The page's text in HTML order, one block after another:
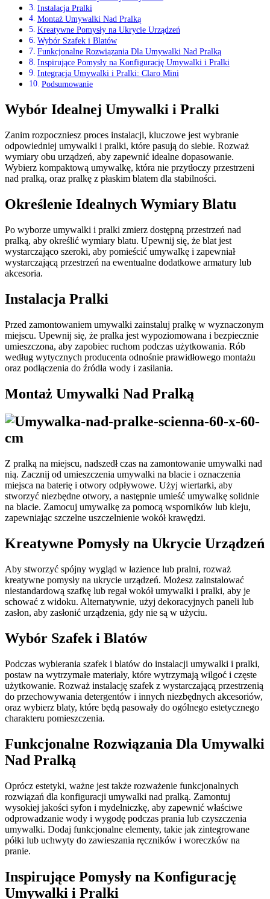
Instalacja Pralki
Montaż Umywalki Nad Pralką
Kreatywne Pomysły na Ukrycie Urządzeń
Wybór Szafek i Blatów
Funkcjonalne Rozwiązania Dla Umywalki Nad Pralką
Inspirujące Pomysły na Konfigurację Umywalki i Pralki
Integracja Umywalki i Pralki: Claro Mini
Podsumowanie
Wybór Idealnej Umywalki i Pralki
Zanim rozpoczniesz proces instalacji, kluczowe jest wybranie
odpowiedniej umywalki i pralki, które pasują do siebie. Rozważ
wymiary obu urządzeń, aby zapewnić idealne dopasowanie.
Wybierz kompaktową umywalkę, która nie przytłoczy przestrzeni
nad pralką, oraz pralkę z płaskim blatem dla stabilności.
Określenie Idealnych Wymiary Blatu
Po wyborze umywalki i pralki zmierz dostępną przestrzeń nad
pralką, aby określić wymiary blatu. Upewnij się, że blat jest
wystarczająco szeroki, aby pomieścić umywalkę i zapewniał
wystarczającą przestrzeń na ewentualne dodatkowe armatury lub
akcesoria.
Instalacja Pralki
Przed zamontowaniem umywalki zainstaluj pralkę w wyznaczonym
miejscu. Upewnij się, że pralka jest wypoziomowana i bezpiecznie
umieszczona, aby zapobiec ruchom podczas użytkowania. Rób
według wytycznych producenta odnośnie prawidłowego montażu
oraz podłączenia do źródła wody i zasilania.
Montaż Umywalki Nad Pralką
Z pralką na miejscu, nadszedł czas na zamontowanie umywalki nad
nią. Zacznij od umieszczenia umywalki na blacie i oznaczenia
miejsca na baterię i otwory odpływowe. Użyj wiertarki, aby
stworzyć niezbędne otwory, a następnie umieść umywalkę solidnie
na blacie. Zamocuj umywalkę za pomocą wsporników lub kleju,
zapewniając szczelne uszczelnienie wokół krawędzi.
Kreatywne Pomysły na Ukrycie Urządzeń
Aby stworzyć spójny wygląd w łazience lub pralni, rozważ
kreatywne pomysły na ukrycie urządzeń. Możesz zainstalować
niestandardową szafkę lub regał wokół umywalki i pralki, aby je
schować z widoku. Alternatywnie, użyj dekoracyjnych paneli lub
zasłon, aby zasłonić urządzenia, gdy nie są w użyciu.
Wybór Szafek i Blatów
Podczas wybierania szafek i blatów do instalacji umywalki i pralki,
postaw na wytrzymałe materiały, które wytrzymają wilgoć i częste
użytkowanie. Rozważ instalację szafek z wystarczającą przestrzenią
do przechowywania detergentów i innych niezbędnych akcesoriów,
oraz wybierz blaty, które będą pasowały do ogólnego estetycznego
charakteru pomieszczenia.
Funkcjonalne Rozwiązania Dla Umywalki
Nad Pralką
Oprócz estetyki, ważne jest także rozważenie funkcjonalnych
rozwiązań dla konfiguracji umywalki nad pralką. Zamontuj
wysokiej jakości syfon i mydelniczkę, aby zapewnić właściwe
odprowadzanie wody i wygodę podczas prania lub czyszczenia
umywalki. Dodaj funkcjonalne elementy, takie jak zintegrowane
półki lub uchwyty do zawieszania ręczników i woreczków na
pranie.
Inspirujące Pomysły na Konfigurację
Umywalki i Pralki